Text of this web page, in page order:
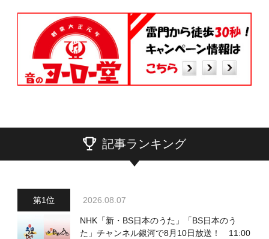
記事ランキング
2026.08.07
NHK「新・BS日本のうた」「BS日本のう
た」チャンネル銀河で8月10日放送！ 11:00